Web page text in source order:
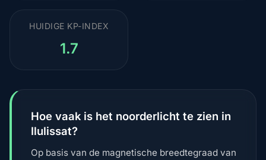
HUIDIGE KP-INDEX
1.7
Hoe vaak is het noorderlicht te zien in
Ilulissat?
Op basis van de magnetische breedtegraad van